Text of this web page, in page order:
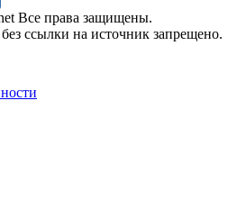
Все права защищены.
ссылки на источник запрещено.